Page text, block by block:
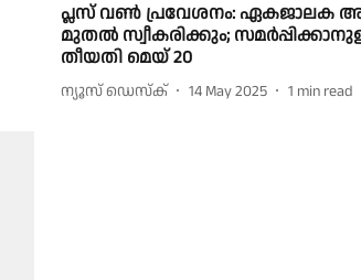
പ്ലസ് വൺ പ്രവേശനം: ഏകജാലക
മുതൽ സ്വീകരിക്കും;
തീയതി മെയ് 20
ന്യൂസ് ഡെസ്ക് 14 May 2025 1 min read